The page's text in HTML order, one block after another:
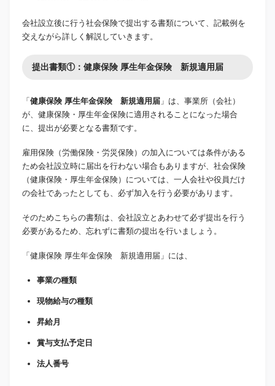
会社設立後に行う社会保険で提出する書類について、記載例を
交えながら詳しく解説していきます。
提出書類①：健康保険 厚生年金保険 新規適用届
「 健康保険 厚生年金保険 新規適用届 」は、事業所（会社）
が、健康保険・厚生年金保険に適用されることになった場合
に、提出が必要となる書類です。
雇用保険（労働保険・労災保険）の加入については条件がある
ため会社設立時に届出を行わない場合もありますが、社会保険
（健康保険・厚生年金保険）については、一人会社や役員だけ
の会社であったとしても、必ず加入を行う必要があります。
そのためこちらの書類は、会社設立とあわせて必ず提出を行う
必要があるため、忘れずに書類の提出を行いましょう。
「健康保険 厚生年金保険 新規適用届」には、
事業の種類
現物給与の種類
昇給月
賞与支払予定日
法人番号